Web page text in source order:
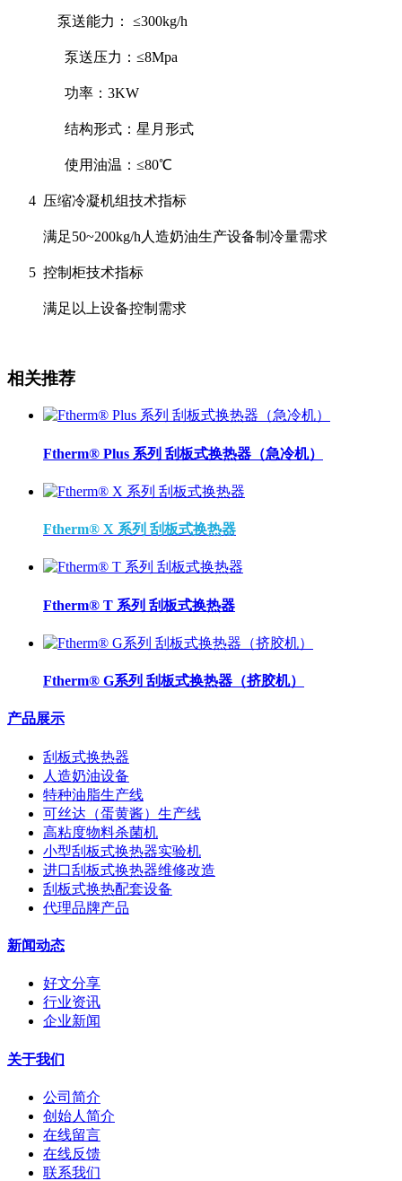
泵送能力： ≤300kg/h
泵送压力：≤8Mpa
功率：3KW
结构形式：星月形式
使用油温：≤80℃
4 压缩冷凝机组技术指标
满足50~200kg/h人造奶油生产设备制冷量需求
5 控制柜技术指标
满足以上设备控制需求
相关推荐
Ftherm® Plus 系列 刮板式换热器（急冷机）
Ftherm® X 系列 刮板式换热器
Ftherm® T 系列 刮板式换热器
Ftherm® G系列 刮板式换热器（挤胶机）
产品展示
刮板式换热器
人造奶油设备
特种油脂生产线
可丝达（蛋黄酱）生产线
高粘度物料杀菌机
小型刮板式换热器实验机
进口刮板式换热器维修改造
刮板式换热配套设备
代理品牌产品
新闻动态
好文分享
行业资讯
企业新闻
关于我们
公司简介
创始人简介
在线留言
在线反馈
联系我们